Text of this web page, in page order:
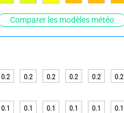
Comparer les modèles météo
0.2 0.2 0.2 0.2 0.2 0.2
0.1 0.1 0.1 0.1 0.1 0.1